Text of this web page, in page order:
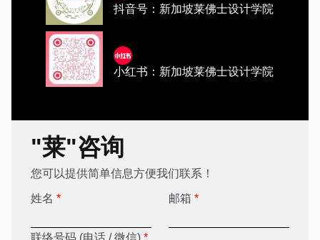
抖音号：新加坡莱佛士设计学院
小红书：新加坡莱佛士设计学院
"莱"咨询
您可以提供简单信息方便我们联系！
姓名 * 邮箱 *